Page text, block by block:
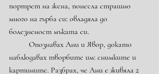
портрет на жена, понесла страшно
много на гърба си: овладяла до
болезненост мъката си.
наблюдавах творбите им: снимките и
картините. Разбрах, че Ани е живяла 2